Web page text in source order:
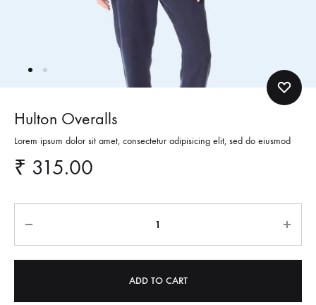
Hulton Overalls
Lorem ipsum dolor sit amet, consectetur adipisicing elit, sed do eiusmod
₹ 315.00
ADD TO CART